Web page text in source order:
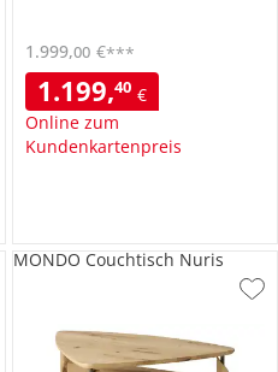
1.199,40 €
Online zum
Kundenkartenpreis
1.999,00 €***
MONDO Couchtisch Nuris